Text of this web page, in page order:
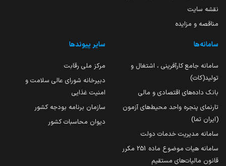
نقشه سایت
مناقصه و مزایده
سامانه‌ها
سامانه جامع کارآفرینی ، اشتغال و
تولید(کات)
بانک داده‌های اقتصادی و مالی
تارنمای پنجره واحد محیط‌های آزمون
(ایران تما)
سامانه مدیریت خدمات دولت
سامانه هیات موضوع ماده 251 مکرر
قانون مالیات‌های مستقیم
سایر پیوندها
مرکز ملی رقابت
دبیرخانه شورای عالی سلامت و
امنیت غذایی
سازمان برنامه بودجه کشور
دیوان محاسبات کشور